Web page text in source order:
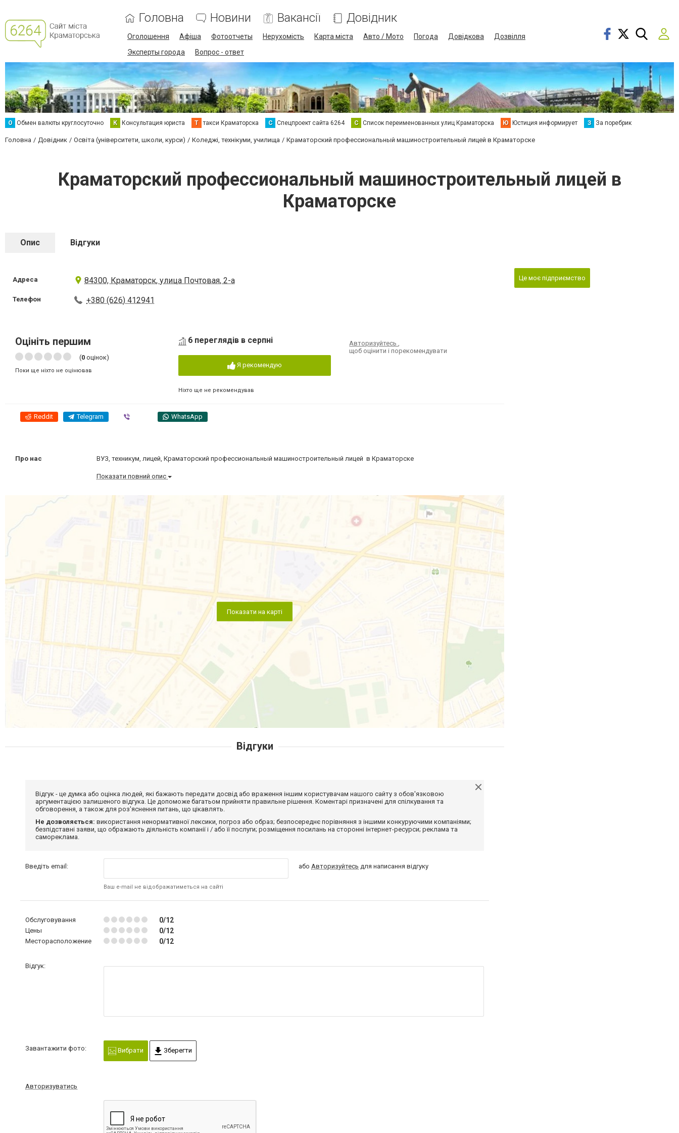
Головна Новини Вакансії Довідник
Оголошення Афіша Фотоотчеты Нерухомість Карта міста Авто / Мото Погода Довідкова
Дозвілля
Эксперты города
Вопрос - ответ
О Обмен валюты круглосуточно К Консультация юриста Т такси Краматорска С Спецпроект сайта 6264 С Список переименованных улиц Краматорска Ю Юстиция информирует З За поребрик
Головна Довідник Освіта (університети, школи, курси) Коледжі, технікуми, училища Краматорский профессиональный машиностроительный лицей в Краматорске
Краматорский профессиональный машиностроительный лицей в
Краматорске
Опис Відгуки
Адреса 84300, Краматорск, улица Почтовая, 2-а
Телефон +380 (626) 412941
Оцініть першим
(0 оцінок)
Поки ще ніхто не оцінював
6 переглядів в серпні
Я рекомендую
Ніхто ще не рекомендував
Авторизуйтесь,
щоб оцінити і порекомендувати
Reddit Telegram WhatsApp
Про нас ВУЗ, техникум, лицей, Краматорский профессиональный машиностроительный лицей в Краматорске
Показати повний опис
Показати на карті
Це моє підприємство
Відгуки
Відгук - це думка або оцінка людей, які бажають передати досвід або враження іншим користувачам нашого сайту з обов'язковою
аргументацією залишеного відгука. Це допоможе багатьом прийняти правильне рішення. Коментарі призначені для спілкування та
обговорення, а також для роз'яснення питань, що цікавлять.
Не дозволяється: використання ненормативної лексики, погроз або образ; безпосереднє порівняння з іншими конкуруючими компаніями;
безпідставні заяви, що ображають діяльність компанії і / або її послуги; розміщення посилань на сторонні інтернет-ресурси; реклама та
самореклама.
Введіть email:
Ваш e-mail не відображатиметься на сайті
абоАвторизуйтесь для написання відгуку
Обслуговування 0/12
Цены 0/12
Месторасположение 0/12
Відгук:
Завантажити фото: Вибрати Зберегти
Авторизуватись